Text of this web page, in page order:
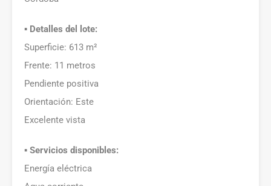
▪️ Detalles del lote:
Superficie: 613 m²
Frente: 11 metros
Pendiente positiva
Orientación: Este
Excelente vista
▪️ Servicios disponibles:
Energía eléctrica